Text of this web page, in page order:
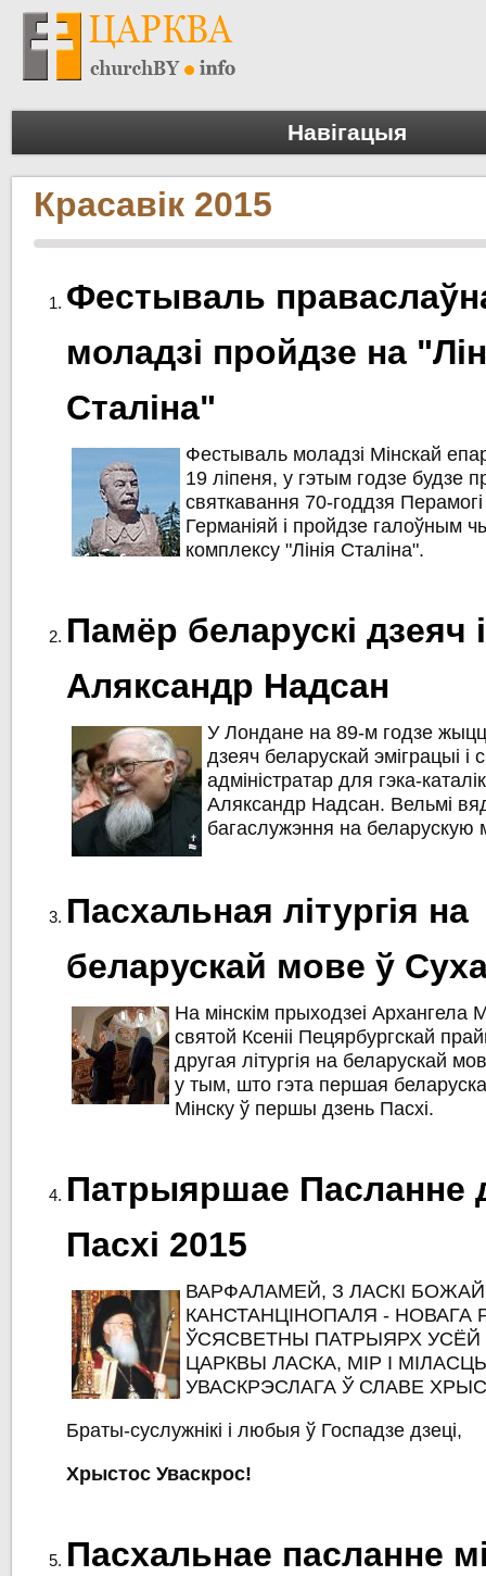
Навігацыя
Красавік 2015
Фестываль
моладзі пройдзе на
Сталіна"
Фестываль моладзі Мінскай
19 ліпеня, у гэтым годзе будзе
святкавання 70-годдзя
Германіяй і пройдзе галоўным
комплексу "Лінія Сталіна".
Памёр беларускі дзеяч
Аляксандр Надсан
У Лондане на 89-м годзе
дзеяч беларускай эміграцыі і
адміністратар для гэка-
Аляксандр Надсан. Вельмі
багаслужэння на беларускую
Пасхальная літургія на
беларускай мове ў
На мінскім прыходзеі Архангела
святой Ксеніі Пецярбургскай
другая літургія на беларускай
у тым, што гэта першая
Мінску ў першы дзень Пасхі.
Патрыяршае Пасланне
Пасхі 2015
ВАРФАЛАМЕЙ, З ЛАСКІ
КАНСТАНЦІНОПАЛЯ - НОВАГА
ЎСЯСВЕТНЫ ПАТРЫЯРХ УСЁЙ
ЦАРКВЫ ЛАСКА, МІР І
УВАСКРЭСЛАГА Ў СЛАВЕ
Браты-суслужнікі і любыя ў Госпадзе дзеці,
Хрыстос Уваскрос!
Пасхальнае пасланне